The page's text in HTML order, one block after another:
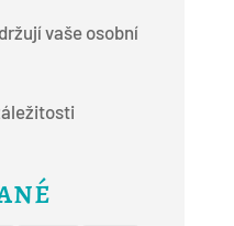
vaše osobní